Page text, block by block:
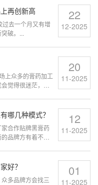
再创新高
去一个月又有增
破。...
22
12-2025
上众多的膏药加工
觉得很迷茫，市
20
11-2025
哪几种模式？
合作贴牌黑膏药
品牌方有着不同
12
11-2025
好？
多品牌方会找三
01
11-2025